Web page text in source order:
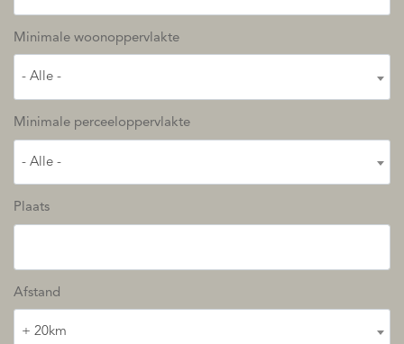
Minimale woonoppervlakte
- Alle -
Minimale perceeloppervlakte
- Alle -
Plaats
Afstand
+ 20km